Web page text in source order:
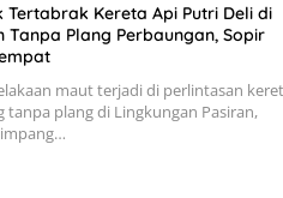
Tertabrak Kereta Api Putri Deli di
Tanpa Plang Perbaungan, Sopir
maut terjadi di perlintasan
tanpa plang di Lingkungan Pasiran,